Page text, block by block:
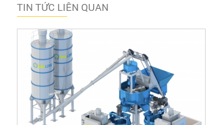
TIN TỨC LIÊN QUAN